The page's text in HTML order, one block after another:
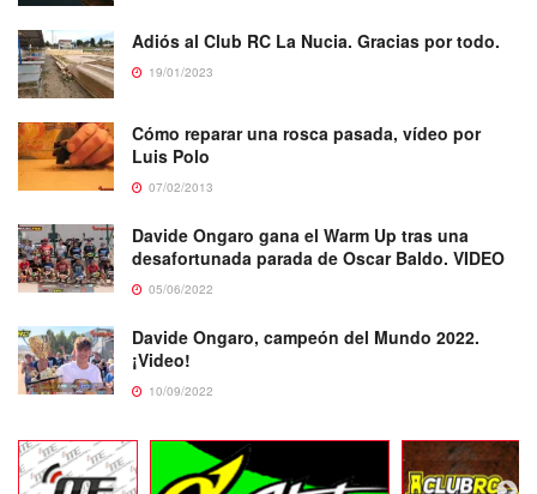
Adiós al Club RC La Nucia. Gracias por todo.
19/01/2023
Cómo reparar una rosca pasada, vídeo por
Luis Polo
07/02/2013
Davide Ongaro gana el Warm Up tras una
desafortunada parada de Oscar Baldo. VIDEO
05/06/2022
Davide Ongaro, campeón del Mundo 2022.
¡Video!
10/09/2022